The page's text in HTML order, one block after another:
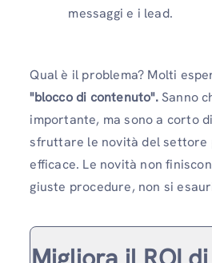
messaggi e i lead.
Qual è il problema? Molti
"blocco di contenuto".Sanno
importante, ma sono a corto
sfruttare le novità del settore
efficace. Le novità non
giuste procedure, non si